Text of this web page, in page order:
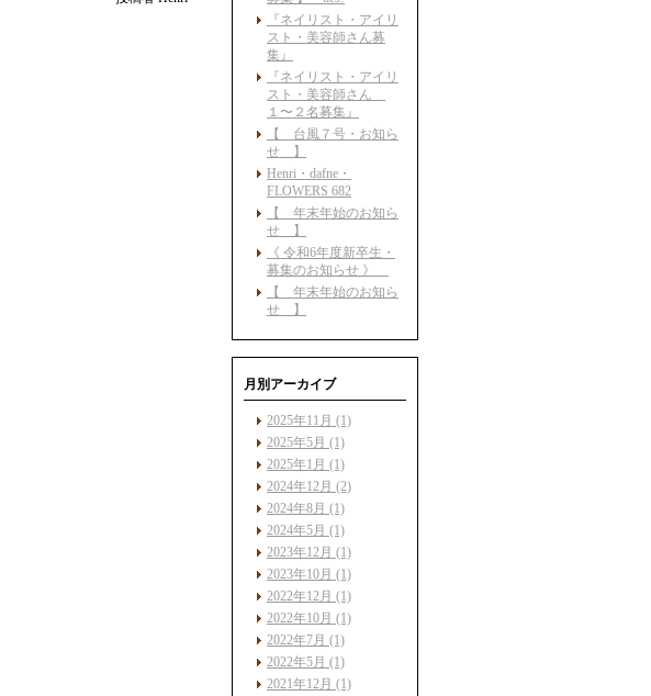
『ネイリスト・アイリ
スト・美容師さん募
集』
『ネイリスト・アイリ
スト・美容師さん
１〜２名募集』
【 台風７号・お知ら
せ 】
Henri・dafne・
FLOWERS 682
【 年末年始のお知ら
せ 】
《 令和6年度新卒生・
募集のお知らせ 》
【 年末年始のお知ら
せ 】
月別アーカイブ
2025年11月 (1)
2025年5月 (1)
2025年1月 (1)
2024年12月 (2)
2024年8月 (1)
2024年5月 (1)
2023年12月 (1)
2023年10月 (1)
2022年12月 (1)
2022年10月 (1)
2022年7月 (1)
2022年5月 (1)
2021年12月 (1)